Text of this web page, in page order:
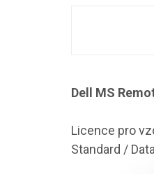
Dell MS
Licence pro
Standard /